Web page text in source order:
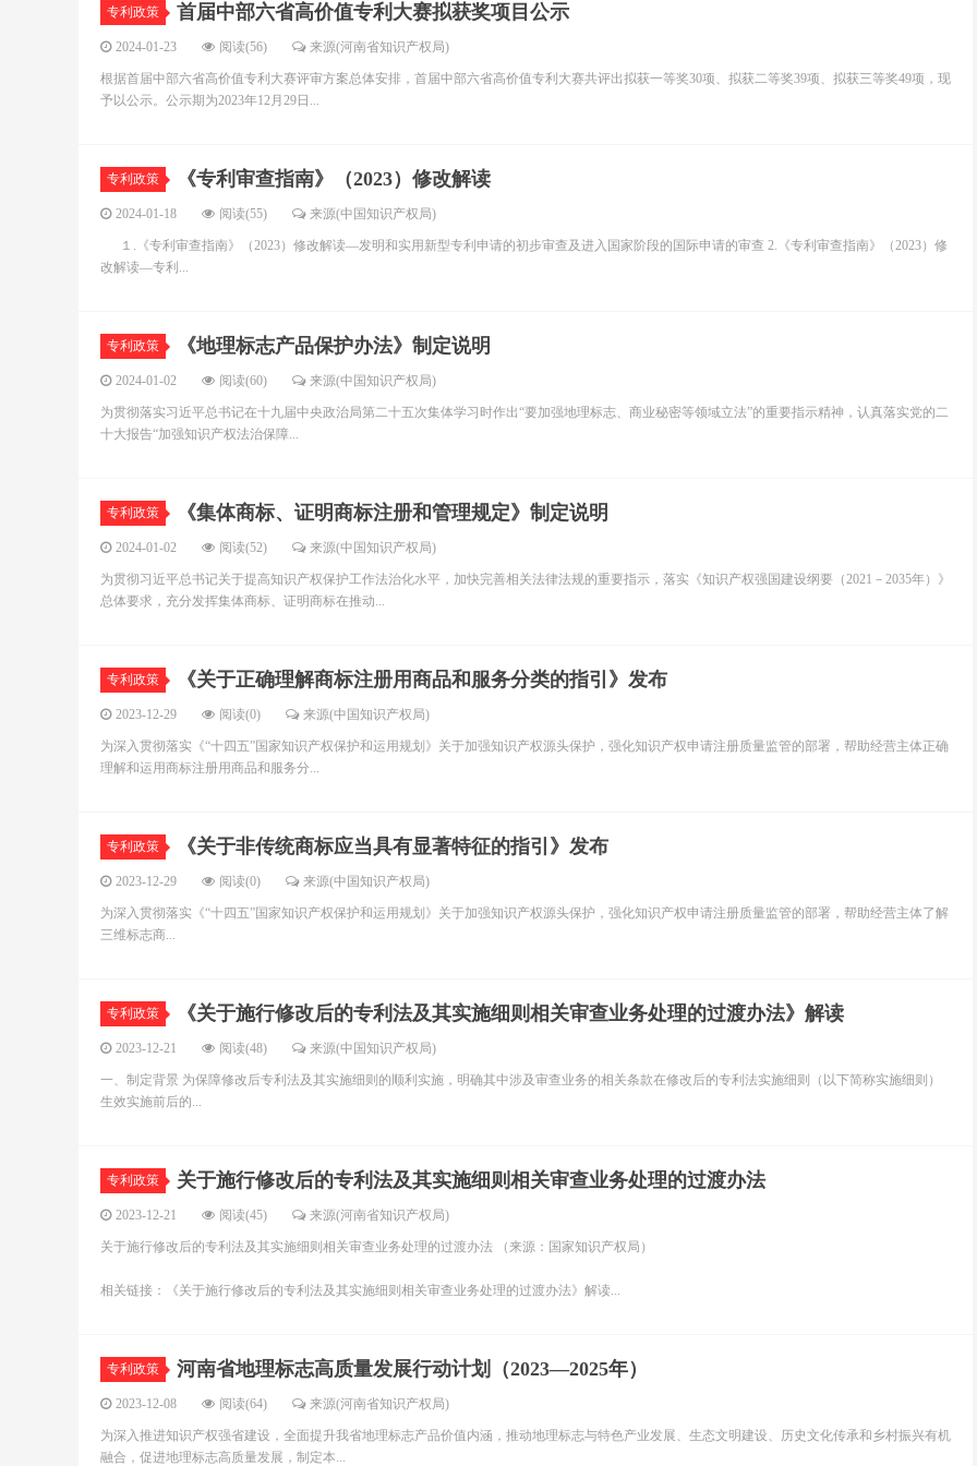
专利政策 首届中部六省高价值专利大赛拟获奖项目公示
2024-01-23 阅读(56) 来源(河南省知识产权局)
根据首届中部六省高价值专利大赛评审方案总体安排，首届中部六省高价值专利大赛共评出拟获一等奖30项、拟获二等奖39项、拟获三等奖49项，现
予以公示。公示期为2023年12月29日...
专利政策 《专利审查指南》（2023）修改解读
2024-01-18 阅读(55) 来源(中国知识产权局)
１.《专利审查指南》（2023）修改解读—发明和实用新型专利申请的初步审查及进入国家阶段的国际申请的审查 2.《专利审查指南》（2023）修
改解读—专利...
专利政策 《地理标志产品保护办法》制定说明
2024-01-02 阅读(60) 来源(中国知识产权局)
为贯彻落实习近平总书记在十九届中央政治局第二十五次集体学习时作出“要加强地理标志、商业秘密等领域立法”的重要指示精神，认真落实党的二
十大报告“加强知识产权法治保障...
专利政策 《集体商标、证明商标注册和管理规定》制定说明
2024-01-02 阅读(52) 来源(中国知识产权局)
为贯彻习近平总书记关于提高知识产权保护工作法治化水平，加快完善相关法律法规的重要指示，落实《知识产权强国建设纲要（2021－2035年）》
总体要求，充分发挥集体商标、证明商标在推动...
专利政策 《关于正确理解商标注册用商品和服务分类的指引》发布
2023-12-29 阅读(0) 来源(中国知识产权局)
为深入贯彻落实《“十四五”国家知识产权保护和运用规划》关于加强知识产权源头保护，强化知识产权申请注册质量监管的部署，帮助经营主体正确
理解和运用商标注册用商品和服务分...
专利政策 《关于非传统商标应当具有显著特征的指引》发布
2023-12-29 阅读(0) 来源(中国知识产权局)
为深入贯彻落实《“十四五”国家知识产权保护和运用规划》关于加强知识产权源头保护，强化知识产权申请注册质量监管的部署，帮助经营主体了解
三维标志商...
专利政策 《关于施行修改后的专利法及其实施细则相关审查业务处理的过渡办法》解读
2023-12-21 阅读(48) 来源(中国知识产权局)
一、制定背景 为保障修改后专利法及其实施细则的顺利实施，明确其中涉及审查业务的相关条款在修改后的专利法实施细则（以下简称实施细则）
生效实施前后的...
专利政策 关于施行修改后的专利法及其实施细则相关审查业务处理的过渡办法
2023-12-21 阅读(45) 来源(河南省知识产权局)
关于施行修改后的专利法及其实施细则相关审查业务处理的过渡办法 （来源：国家知识产权局）
相关链接：《关于施行修改后的专利法及其实施细则相关审查业务处理的过渡办法》解读...
专利政策 河南省地理标志高质量发展行动计划（2023—2025年）
2023-12-08 阅读(64) 来源(河南省知识产权局)
为深入推进知识产权强省建设，全面提升我省地理标志产品价值内涵，推动地理标志与特色产业发展、生态文明建设、历史文化传承和乡村振兴有机
融合，促进地理标志高质量发展，制定本...